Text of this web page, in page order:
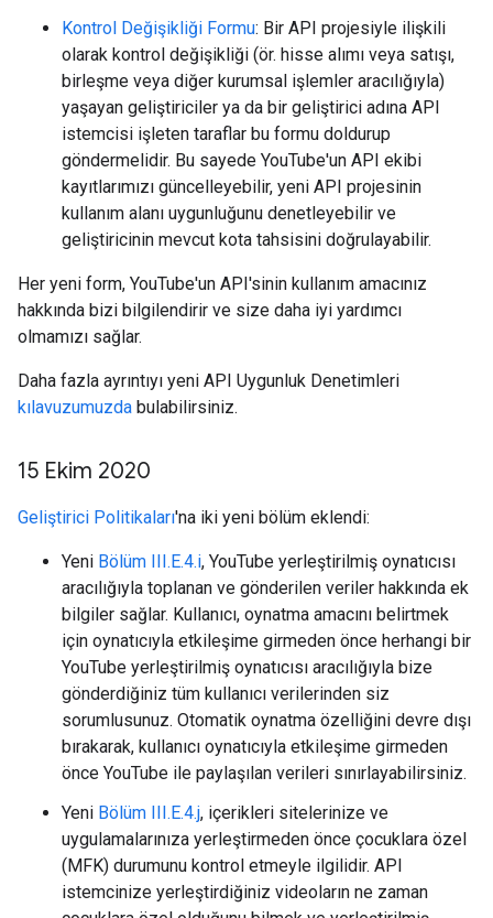
Kontrol Değişikliği Formu: Bir API projesiyle ilişkili
olarak kontrol değişikliği (ör. hisse alımı veya satışı,
birleşme veya diğer kurumsal işlemler aracılığıyla)
yaşayan geliştiriciler ya da bir geliştirici adına API
istemcisi işleten taraflar bu formu doldurup
göndermelidir. Bu sayede YouTube'un API ekibi
kayıtlarımızı güncelleyebilir, yeni API projesinin
kullanım alanı uygunluğunu denetleyebilir ve
geliştiricinin mevcut kota tahsisini doğrulayabilir.
Her yeni form, YouTube'un API'sinin kullanım amacınız
hakkında bizi bilgilendirir ve size daha iyi yardımcı
olmamızı sağlar.
Daha fazla ayrıntıyı yeni API Uygunluk Denetimleri
kılavuzumuzda bulabilirsiniz.
15 Ekim 2020
Geliştirici Politikaları'na iki yeni bölüm eklendi:
Yeni Bölüm III.E.4.i, YouTube yerleştirilmiş oynatıcısı
aracılığıyla toplanan ve gönderilen veriler hakkında ek
bilgiler sağlar. Kullanıcı, oynatma amacını belirtmek
için oynatıcıyla etkileşime girmeden önce herhangi bir
YouTube yerleştirilmiş oynatıcısı aracılığıyla bize
gönderdiğiniz tüm kullanıcı verilerinden siz
sorumlusunuz. Otomatik oynatma özelliğini devre dışı
bırakarak, kullanıcı oynatıcıyla etkileşime girmeden
önce YouTube ile paylaşılan verileri sınırlayabilirsiniz.
Yeni Bölüm III.E.4.j, içerikleri sitelerinize ve
uygulamalarınıza yerleştirmeden önce çocuklara özel
(MFK) durumunu kontrol etmeyle ilgilidir. API
istemcinize yerleştirdiğiniz videoların ne zaman